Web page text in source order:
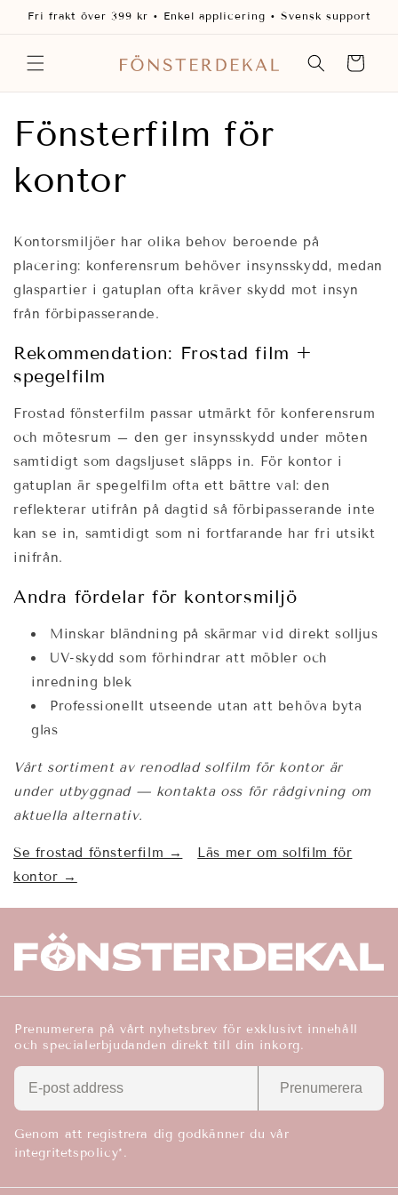
vidare
Fri frakt över 399 kr • Enkel applicering • Svensk support
Varukorg
Fönsterfilm för
kontor
Kontorsmiljöer har olika behov beroende på
placering: konferensrum behöver insynsskydd, medan
glaspartier i gatuplan ofta kräver skydd mot insyn
från förbipasserande.
Rekommendation: Frostad film +
spegelfilm
Frostad fönsterfilm passar utmärkt för konferensrum
och mötesrum – den ger insynsskydd under möten
samtidigt som dagsljuset släpps in. För kontor i
gatuplan är spegelfilm ofta ett bättre val: den
reflekterar utifrån på dagtid så förbipasserande inte
kan se in, samtidigt som ni fortfarande har fri utsikt
inifrån.
Andra fördelar för kontorsmiljö
Minskar bländning på skärmar vid direkt solljus
UV-skydd som förhindrar att möbler och
inredning blek
Professionellt utseende utan att behöva byta
glas
Vårt sortiment av renodlad solfilm för kontor är
under utbyggnad — kontakta oss för rådgivning om
aktuella alternativ.
Se frostad fönsterfilm →
Läs mer om solfilm för
kontor →
Prenumerera på vårt nyhetsbrev för exklusivt innehåll
och specialerbjudanden direkt till din inkorg.
Prenumerera
Genom att registrera dig godkänner du vår
integritetspolicy*.